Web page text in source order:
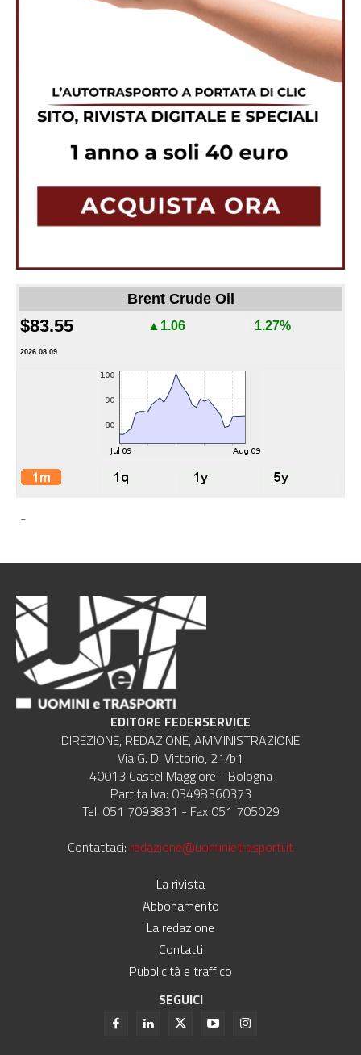
Brent Crude Oil
$83.55 ▲1.06 1.27%
2026.08.09
-
EDITORE FEDERSERVICE
DIREZIONE, REDAZIONE, AMMINISTRAZIONE
Via G. Di Vittorio, 21/b1
40013 Castel Maggiore - Bologna
Partita Iva: 03498360373
Tel. 051 7093831 - Fax 051 705029
Contattaci: redazione@uominietrasporti.it
La rivista
Abbonamento
La redazione
Contatti
Pubblicità e traffico
SEGUICI